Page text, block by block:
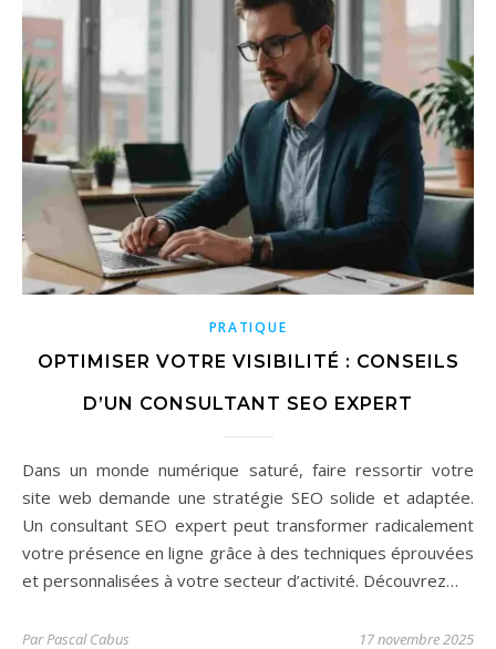
PRATIQUE
OPTIMISER VOTRE VISIBILITÉ : CONSEILS
D’UN CONSULTANT SEO EXPERT
Dans un monde numérique saturé, faire ressortir votre
site web demande une stratégie SEO solide et adaptée.
Un consultant SEO expert peut transformer radicalement
votre présence en ligne grâce à des techniques éprouvées
et personnalisées à votre secteur d’activité. Découvrez…
ParPascal Cabus 17 novembre 2025